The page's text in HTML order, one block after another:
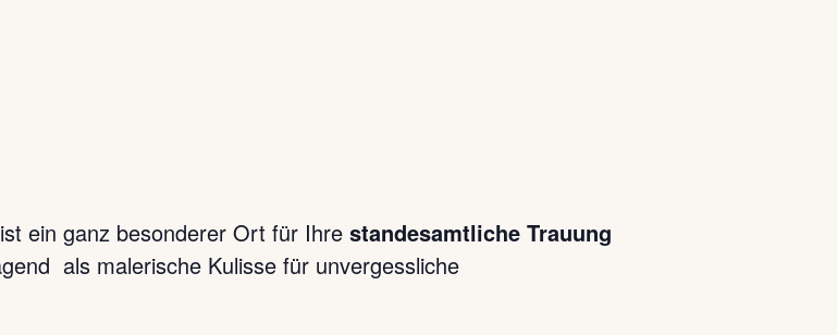
ein ganz besonderer Ort für Ihre standesamtliche Trauung
als malerische Kulisse für unvergessliche